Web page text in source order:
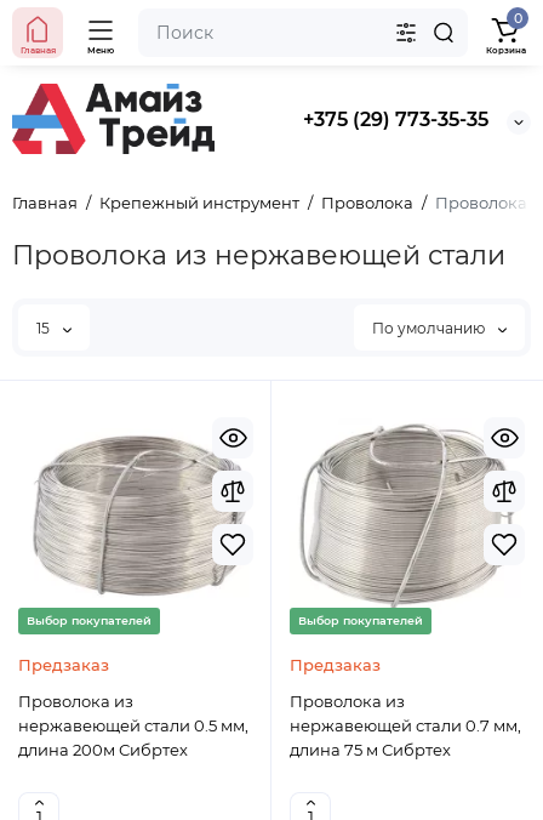
+375 (29) 773-35-35
Главная Меню
0
Корзина
Главная Крепежный инструмент Проволока Проволока
Проволока из нержавеющей стали
15 По умолчанию
Выбор покупателей
Предзаказ
Проволока из
нержавеющей стали 0.5 мм,
длина 200м Сибртех
Выбор покупателей
Предзаказ
Проволока из
нержавеющей стали 0.7 мм,
длина 75 м Сибртех